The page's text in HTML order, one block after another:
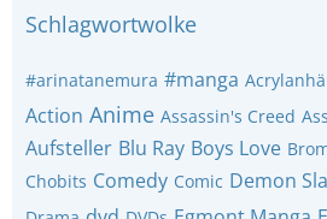
Schlagwortwolke
#arinatanemura #manga
Action Anime Assassin's Creed
Aufsteller Blu Ray Boys Love
Chobits Comedy Comic Demon